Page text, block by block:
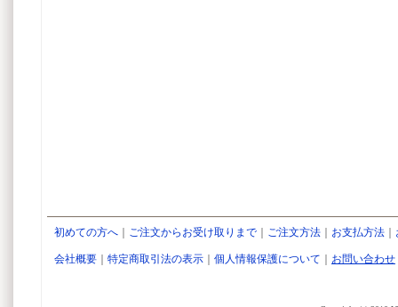
初めての方へ ご注文からお受け取りまで ご注文方法 お支払方法
会社概要 特定商取引法の表示 個人情報保護について お問い合わせ